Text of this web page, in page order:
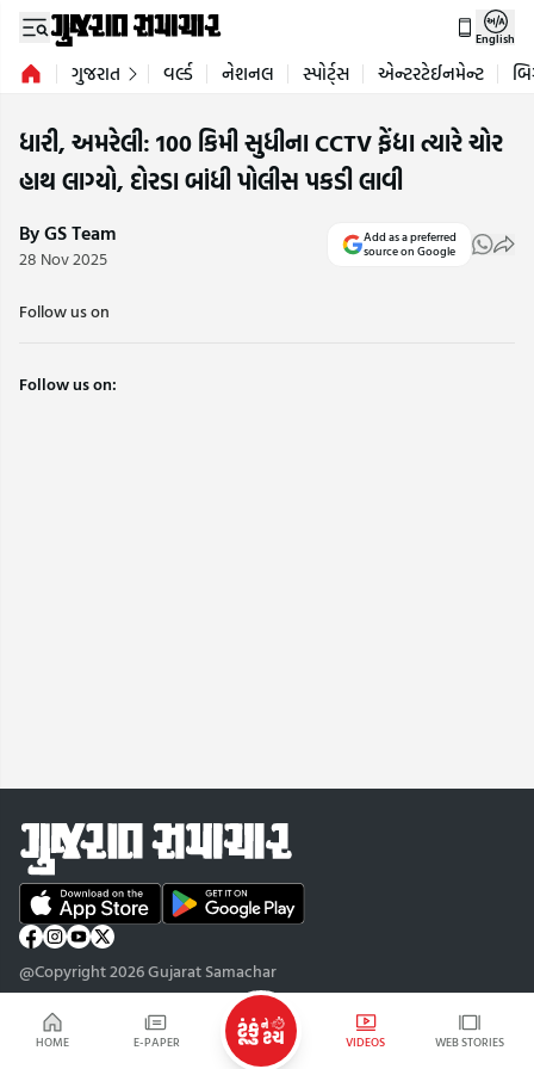
HOME E-PAPER VIDEOS WEB STORIES
English
ગુજરાત વર્લ્ડ નેશનલ સ્પોર્ટ્સ એન્ટરટેઈનમેન્ટ
ધારી, અમરેલી: 100 કિમી સુધીના CCTV ફેંદ્યા ત્યારે ચોર
હાથ લાગ્યો, દોરડા બાંધી પોલીસ પકડી લાવી
By GS Team
28 Nov 2025
Add as a preferred
source on Google
Follow us on
Follow us on:
@Copyright 2026 Gujarat Samachar